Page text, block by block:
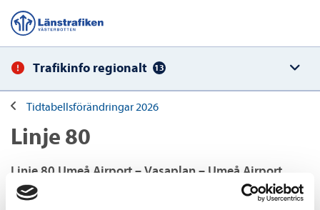
Trafikinfo regionalt 13
Tidtabellsförändringar 2026
Linje 80
Linje 80 Umeå Airport – Vasaplan – Umeå Airport
Umeå Airport mot vasaplan med avgångstid 20:00